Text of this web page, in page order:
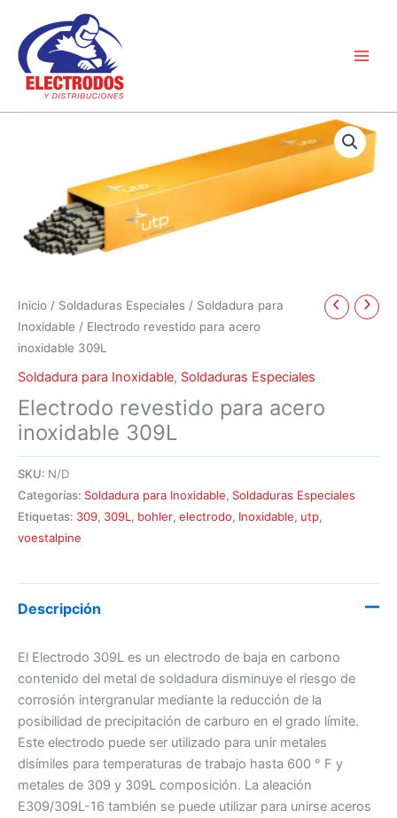
contenido
Inicio / Soldaduras Especiales / Soldadura para
Inoxidable / Electrodo revestido para acero
inoxidable 309L
Soldadura para Inoxidable, Soldaduras Especiales
Electrodo revestido para acero
inoxidable 309L
SKU: N/D
Categorías: Soldadura para Inoxidable, Soldaduras Especiales
Etiquetas: 309, 309L , bohler, electrodo, Inoxidable, utp,
voestalpine
Descripción
El Electrodo 309L es un electrodo de baja en carbono
contenido del metal de soldadura disminuye el riesgo de
corrosión intergranular mediante la reducción de la
posibilidad de precipitación de carburo en el grado límite.
Este electrodo puede ser utilizado para unir metales
disímiles para temperaturas de trabajo hasta 600 ° F y
metales de 309 y 309L composición. La aleación
E309/309L-16 también se puede utilizar para unirse aceros